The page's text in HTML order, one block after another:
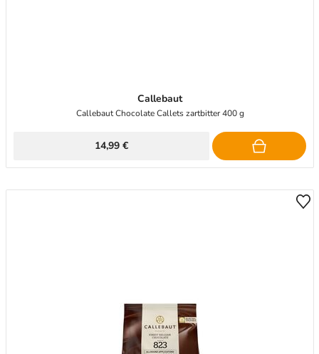
Callebaut
Callebaut Chocolate Callets zartbitter 400 g
14,99 €